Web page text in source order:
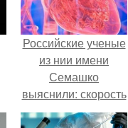
Российские ученые
из нии имени
Семашко
выяснили: скорость
старения напрямую